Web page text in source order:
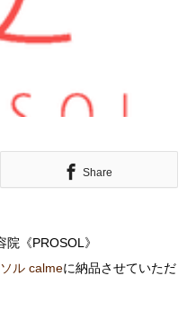
Share
《PROSOL》
ル calmeに納品させていただ